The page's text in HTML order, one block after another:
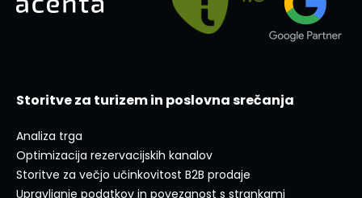
Storitve za turizem in poslovna srečanja
Analiza trga
Optimizacija rezervacijskih kanalov
Storitve za večjo učinkovitost B2B prodaje
Upravljanje podatkov in povezanost s strankami